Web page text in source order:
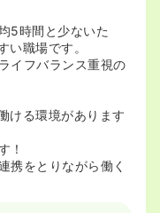
5時間と少ないた
い職場です。
イフバランス重視の
ける環境があります
！
携をとりながら働く